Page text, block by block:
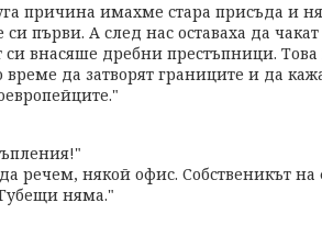
причина имахме стара присъда и
първи. А след нас оставаха да
внасяше дребни престъпници.
да затворят границите и да
речем, някой офис. Собственикът
няма."